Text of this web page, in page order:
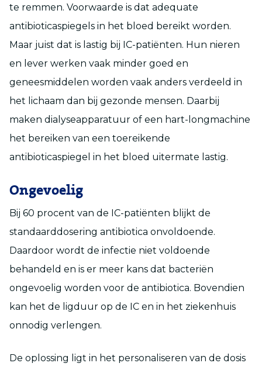
te remmen. Voorwaarde is dat adequate
antibioticaspiegels in het bloed bereikt worden.
Maar juist dat is lastig bij IC-patiënten. Hun nieren
en lever werken vaak minder goed en
geneesmiddelen worden vaak anders verdeeld in
het lichaam dan bij gezonde mensen. Daarbij
maken dialyseapparatuur of een hart-longmachine
het bereiken van een toereikende
antibioticaspiegel in het bloed uitermate lastig.
Ongevoelig
Bij 60 procent van de IC-patiënten blijkt de
standaarddosering antibiotica onvoldoende.
Daardoor wordt de infectie niet voldoende
behandeld en is er meer kans dat bacteriën
ongevoelig worden voor de antibiotica. Bovendien
kan het de ligduur op de IC en in het ziekenhuis
onnodig verlengen.
De oplossing ligt in het personaliseren van de dosis